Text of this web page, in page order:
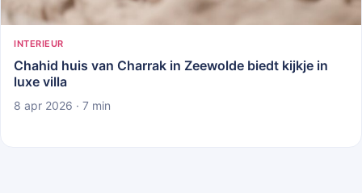
INTERIEUR
Chahid huis van Charrak in Zeewolde biedt kijkje in
luxe villa
8 apr 2026 · 7 min